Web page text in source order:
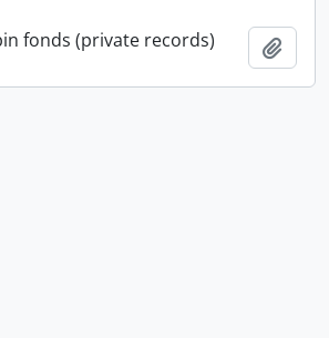
fonds (private records)